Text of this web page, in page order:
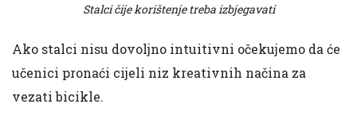
Stalci čije korištenje treba izbjegavati
Ako stalci nisu dovoljno intuitivni očekujemo da će
učenici pronaći cijeli niz kreativnih načina za
vezati bicikle.